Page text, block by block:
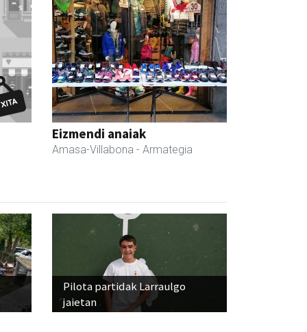
Eizmendi anaiak
Amasa-Villabona - Armategia
Pilota partidak Larraulgo
jaietan